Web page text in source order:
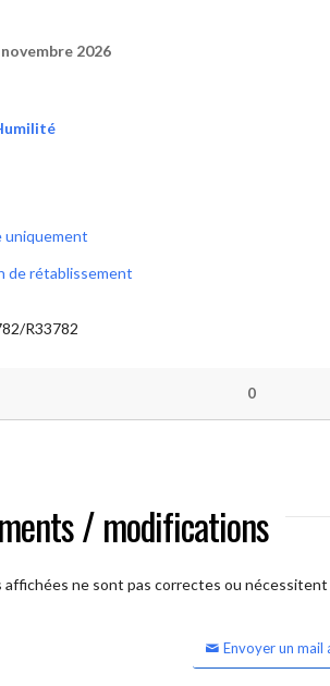
2026
uniquement
de rétablissement
R33782
0
/ modifications
affichées ne sont pas correctes ou
Envoyer un mail